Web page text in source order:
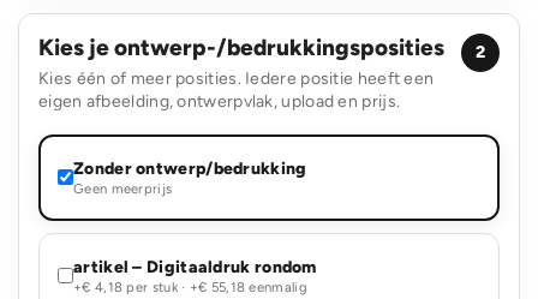
Kies je ontwerp-/bedrukkingsposities
Kies één of meer posities. Iedere positie heeft een
eigen afbeelding, ontwerpvlak, upload en prijs.
2
Zonder ontwerp/bedrukking
Geen meerprijs
artikel – Digitaaldruk rondom
+€ 4,18 per stuk · +€ 55,18 eenmalig